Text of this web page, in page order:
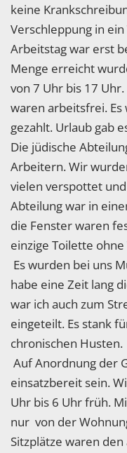
keine
Verschleppung in
Arbeitstag war erst
Menge erreicht
von 7 Uhr bis 17
waren arbeitsfrei.
gezahlt. Urlaub gab
Die jüdische
Arbeitern. Wir
vielen verspottet
Abteilung war in
die Fenster waren
einzige Toilette
Es wurden bei uns
habe eine Zeit lang
war ich auch zum
eingeteilt. Es stank
chronischen Husten.
Auf Anordnung der
einsatzbereit sein.
Uhr bis 6 Uhr früh.
nur von der
Sitzplätze waren